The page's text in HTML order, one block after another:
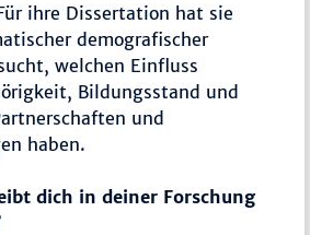
ihre Dissertation hat sie
demografischer
welchen Einfluss
Bildungsstand und
und
haben.
dich in deiner Forschung